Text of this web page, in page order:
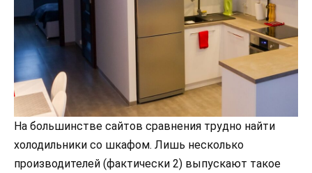
На большинстве сайтов сравнения трудно найти
холодильники со шкафом. Лишь несколько
производителей (фактически 2) выпускают такое